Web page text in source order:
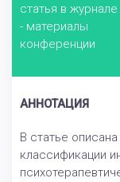
статья в журнале
- материалы
конференции
АННОТАЦИЯ
В статье
классификации